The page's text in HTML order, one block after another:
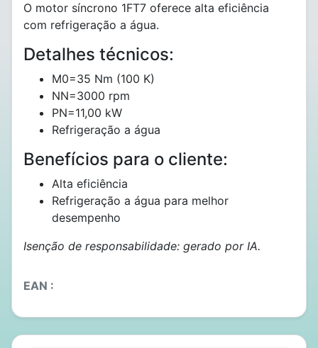
O motor síncrono 1FT7 oferece alta eficiência
com refrigeração a água.
Detalhes técnicos:
M0=35 Nm (100 K)
NN=3000 rpm
PN=11,00 kW
Refrigeração a água
Benefícios para o cliente:
Alta eficiência
Refrigeração a água para melhor
desempenho
Isenção de responsabilidade: gerado por IA.
EAN :